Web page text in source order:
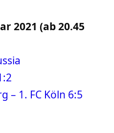
2021 (ab 20.45
– 1. FC Köln 6:5